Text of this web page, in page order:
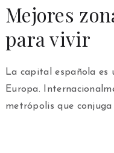
Mejores
para vivir
La capital española es
Europa.
metrópolis que conjuga